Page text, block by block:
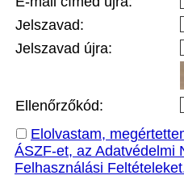
Jelszavad:
Jelszavad újra:
Ellenőrzőkód:
Elolvastam,
ÁSZF-et, az Adatvédelmi
Felhasználási